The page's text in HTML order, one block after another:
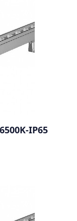
IP65